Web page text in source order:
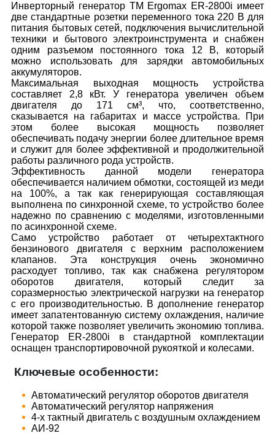
Инверторный генератор ТМ Ergomax ER-2800i имеет
две стандартные розетки переменного тока 220 В для
питания бытовых сетей, подключения вычислительной
техники и бытового электроинструмента и снабжен
одним разъемом постоянного тока 12 В, который
можно использовать для зарядки автомобильных
аккумуляторов.
Максимальная выходная мощность устройства
составляет 2,8 кВт. У генератора увеличен объем
двигателя до 171 см³, что, соответственно,
сказывается на габаритах и массе устройства. При
этом более высокая мощность позволяет
обеспечивать подачу энергии более длительное время
и служит для более эффективной и продолжительной
работы различного рода устройств.
Эффективность данной модели генератора
обеспечивается наличием обмотки, состоящей из меди
на 100%, а так как генерирующая составляющая
выполнена по синхронной схеме, то устройство более
надежно по сравнению с моделями, изготовленными
по асинхронной схеме.
Само устройство работает от четырехтактного
бензинового двигателя с верхним расположением
клапанов. Эта конструкция очень экономично
расходует топливо, так как снабжена регулятором
оборотов двигателя, который следит за
соразмерностью электрической нагрузки на генератор
с его производительностью. В дополнение генератор
имеет запатентованную систему охлаждения, наличие
которой также позволяет увеличить экономию топлива.
Генератор ER-2800i в стандартной комплектации
оснащен транспортировочной рукояткой и колесами.
Ключевые особенности:
Автоматический регулятор оборотов двигателя
Автоматический регулятор напряжения
4-х тактный двигатель с воздушным охлаждением
АИ-92